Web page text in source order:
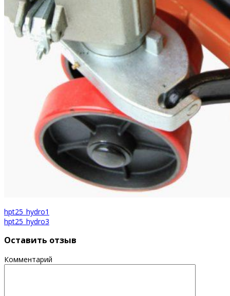
hpt25_hydro1
hpt25_hydro3
Оставить отзыв
Комментарий